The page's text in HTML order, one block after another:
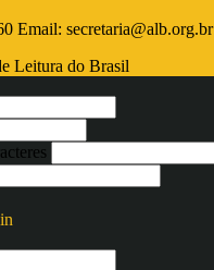
Email: secretaria@alb.org.br